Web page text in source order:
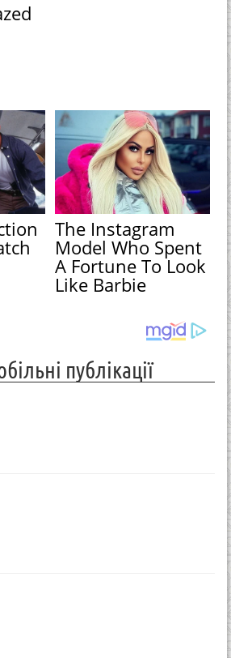
The Instagram
Model Who Spent
A Fortune To Look
Like Barbie
публікації